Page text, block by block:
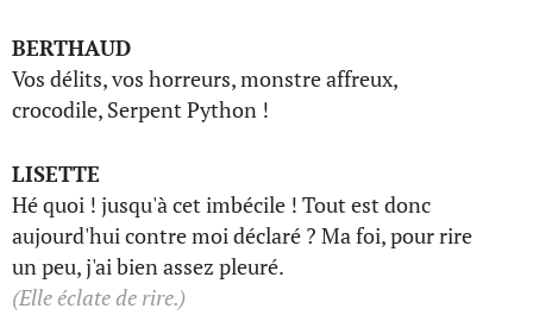
BERTHAUD
Vos délits, vos horreurs, monstre affreux,
crocodile, Serpent Python !
LISETTE
Hé quoi ! jusqu'à cet imbécile ! Tout est donc
aujourd'hui contre moi déclaré ? Ma foi, pour rire
un peu, j'ai bien assez pleuré.
(Elle éclate de rire.)